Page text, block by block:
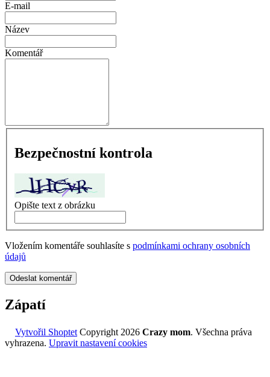
E-mail
Název
Komentář
Bezpečnostní kontrola
Opište text z obrázku
Vložením komentáře souhlasíte s podmínkami ochrany osobních
údajů
Odeslat komentář
Zápatí
Vytvořil Shoptet Copyright 2026 Crazy mom. Všechna práva
vyhrazena. Upravit nastavení cookies